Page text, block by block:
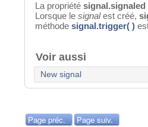
La propriété signal.signaled
Lorsque le signalest créé,
méthode signal.trigger( )
Voir aussi
New signal
Page préc. Page suiv.